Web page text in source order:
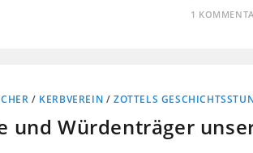
1
/ KERBVEREIN /ZOTTELS
und Würdenträger